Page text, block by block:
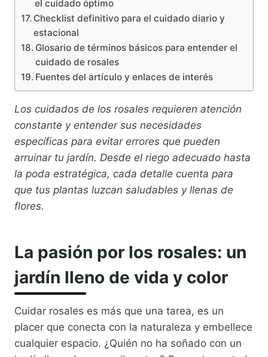
el cuidado óptimo
Checklist definitivo para el cuidado diario y
estacional
Glosario de términos básicos para entender el
cuidado de rosales
Fuentes del artículo y enlaces de interés
Los cuidados de los rosales requieren atención
constante y entender sus necesidades
específicas para evitar errores que pueden
arruinar tu jardín. Desde el riego adecuado hasta
la poda estratégica, cada detalle cuenta para
que tus plantas luzcan saludables y llenas de
flores.
La pasión por los rosales: un
jardín lleno de vida y color
Cuidar rosales es más que una tarea, es un
placer que conecta con la naturaleza y embellece
cualquier espacio. ¿Quién no ha soñado con un